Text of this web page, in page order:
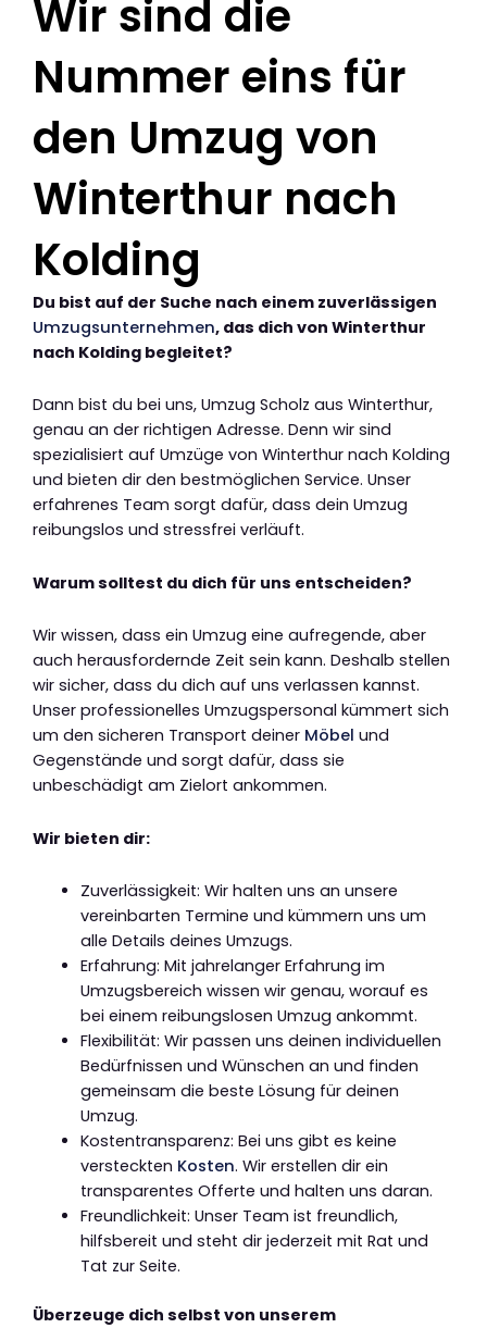
Wir sind die
Nummer eins für
den Umzug von
Winterthur nach
Kolding
Du bist auf der Suche nach einem zuverlässigen
Umzugsunternehmen, das dich von Winterthur
nach Kolding begleitet?
Dann bist du bei uns, Umzug Scholz aus Winterthur,
genau an der richtigen Adresse. Denn wir sind
spezialisiert auf Umzüge von Winterthur nach Kolding
und bieten dir den bestmöglichen Service. Unser
erfahrenes Team sorgt dafür, dass dein Umzug
reibungslos und stressfrei verläuft.
Warum solltest du dich für uns entscheiden?
Wir wissen, dass ein Umzug eine aufregende, aber
auch herausfordernde Zeit sein kann. Deshalb stellen
wir sicher, dass du dich auf uns verlassen kannst.
Unser professionelles Umzugspersonal kümmert sich
um den sicheren Transport deiner Möbel und
Gegenstände und sorgt dafür, dass sie
unbeschädigt am Zielort ankommen.
Wir bieten dir:
Zuverlässigkeit: Wir halten uns an unsere
vereinbarten Termine und kümmern uns um
alle Details deines Umzugs.
Erfahrung: Mit jahrelanger Erfahrung im
Umzugsbereich wissen wir genau, worauf es
bei einem reibungslosen Umzug ankommt.
Flexibilität: Wir passen uns deinen individuellen
Bedürfnissen und Wünschen an und finden
gemeinsam die beste Lösung für deinen
Umzug.
Kostentransparenz: Bei uns gibt es keine
versteckten Kosten. Wir erstellen dir ein
transparentes Offerte und halten uns daran.
Freundlichkeit: Unser Team ist freundlich,
hilfsbereit und steht dir jederzeit mit Rat und
Tat zur Seite.
Überzeuge dich selbst von unserem